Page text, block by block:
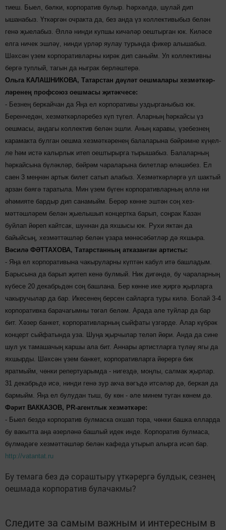
тиеш. Быел, бәлки, корпоратив булыр. Һәр­хәл­дә, шулай дип
ышанабыз. Үткәргән очракта да, без анда үз коллективыбыз белән
генә җыелабыз. Әл­лә нинди купшы кичәләр оештырган юк. Киләсе
елга ничек эшләү, нинди үр­ләр яулау турында фикер алышабыз.
Шәхсән үзем корпоративларны кирәк дип саныйм. Ул коллективны
бергә туплый, тагын да ныг­рак берләштерә.
Ольга КАЛАШНИКОВА, Татарстан дәүләт оешмалары хезмәткәр­
ләренең профсоюз оешмасы җитәкчесе:
- Безнең беркайчан да Яңа ел корпоративы уз­дырганы­быз юк.
Беренче­дән, хез­мәткәрләребез күп тү­гел. Аларның һәркайсы үз
оешмасы, андагы коллектив белән эшли. Аның каравы, үзебезнең
карамакта булган оешма хезмәт­кәренең балаларына бәй­рәмне кү­ңел­
ле һәм истә калырлык итеп оештырырга тырышабыз. Ба­лалар­ның
һәркай­сына бү­ләкләр, бәйрәм чараларына билетлар өлә­шәбез. Ел
саен 3 меңнән артык билет сатып алабыз. Хезмәт­кәр­ләргә ул шактый
арзан бәягә таратыла. Мин үзем бүген корпо­ратив­ларның әллә ни
әһә­мияте бардыр дип санамыйм. Бе­рәр көнне эштән соң хез­
мәттәшләрем белән җы­е­лышып концертка барып, соңрак Казан
буйлап йө­реп кайтсак, шуннан да яхшысы юк. Рухи яктан да
байыйсың, хезмәттәшләр белән үзара мөнәсәбәтләр дә яхшыра.
Вәсилә ФӘТТАХОВА, Татарстанның атказанган артисты:
- Яңа ел корпоративына чакыруларны күптән кабул итә башладым.
Барысына да барып җитеп кенә булмый. Ник дигәндә, бу чараларның
күбесе 20 декабрьдән соң башлана. Бер көнне ике җиргә җырларга
чакыручылар да бар. Ике­се­нең берсен сайларга туры килә. Болай 3-4
корпоративка барачагымны төгәл беләм. Арада әле туйлар да бар
бит. Хәзер банкет, корпора­тив­лар­ның сыйфаты үзгәрде. Алар күбрәк
концерт сыйфатында уза. Шуңа җыр­чылар теләп йөри. Анда да сине
шул ук тамашачың каршы ала бит. Аннары артистларга түләү ягы да
яхшырды. Шәхсән үзем банкет, корпоративларга йө­рергә бик
яратмыйм, чөн­ки репертуарымда - ни­гездә, моңлы, сал­мак җыр­лар.
31 дека­брьдә исә, нинди генә зур акча вәгъдә итсәләр дә, беркая да
бармыйм. Яңа ел булудан тыш, бу көн - әле минем туган көнем дә.
Фәрит ВАККАЗОВ, PR-агентлык хезмәткәре:
- Быел бездә корпоратив булмаска охшап тора, чөнки башка елларда
бу вакытта аңа әзерләнә башлый идек инде. Корпоратив булмаса,
бүлмәдәге хезмәттәшләр белән кафеда утырып алырга исәп бар.
http://vatantat.ru
Бу темага без дә сораштыру үткәрергә булдык, сезнең
оешмада корпоратив булачакмы?
Следите за самым важным и интересным в